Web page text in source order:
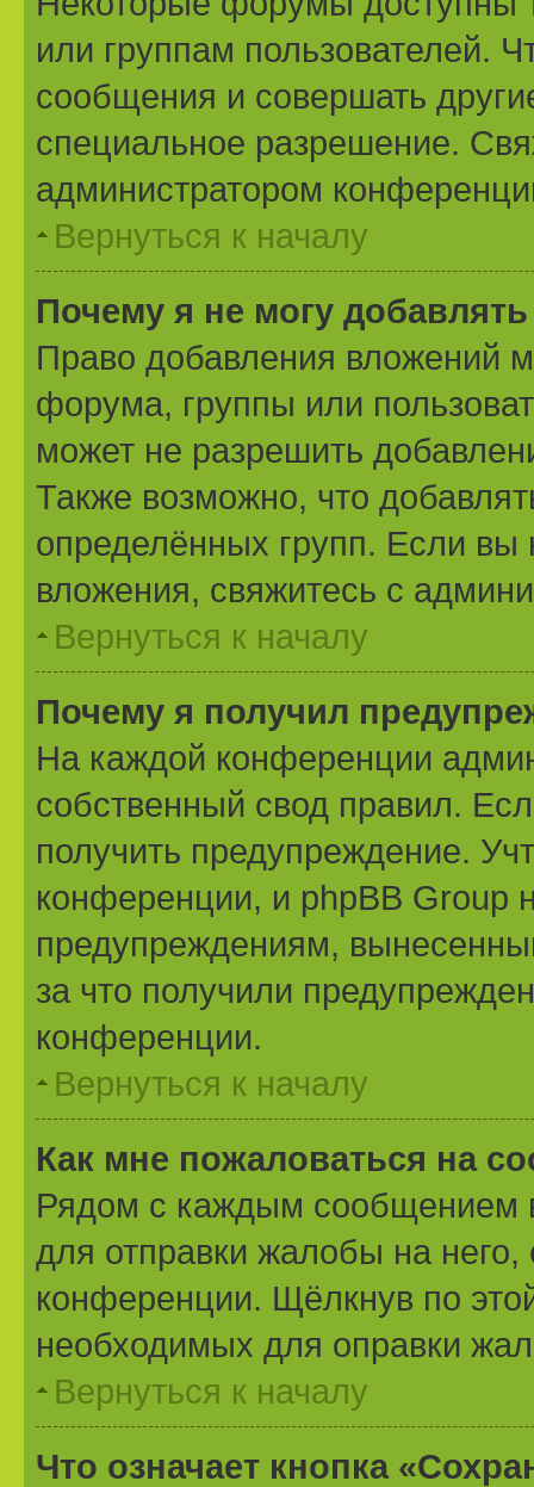
или группам пользователей.
сообщения и совершать
специальное разрешение.
администратором
Вернуться к началу
Почему я не могу
Право добавления вложений
форума, группы или
может не разрешить
Также возможно, что
определённых групп. Если вы
вложения, свяжитесь с
Вернуться к началу
Почему я получил
На каждой конференции
собственный свод правил.
получить предупреждение.
конференции, и phpBB Group
предупреждениям,
за что получили
конференции.
Вернуться к началу
Как мне пожаловаться на
Рядом с каждым сообщением
для отправки жалобы на
конференции. Щёлкнув по
необходимых для оправки
Вернуться к началу
Что означает кнопка